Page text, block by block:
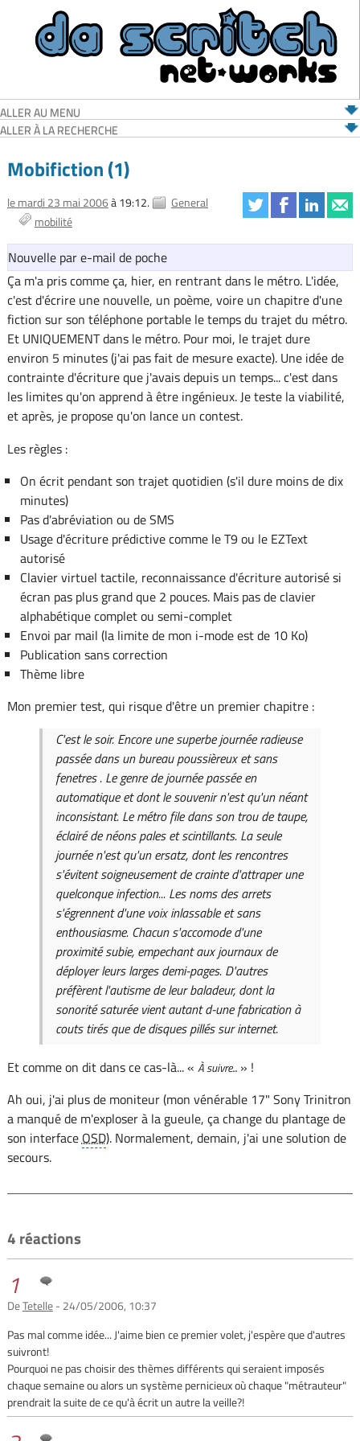
ALLER AU MENU
ALLER À LA RECHERCHE
Mobifiction (1)
le mardi 23 mai 2006à 19:12.
General
mobilité
Nouvelle par e-mail de poche
Ça m'a pris comme ça, hier, en rentrant dans le métro. L'idée,
c'est d'écrire une nouvelle, un poème, voire un chapitre d'une
fiction sur son téléphone portable le temps du trajet du métro.
Et UNIQUEMENT dans le métro. Pour moi, le trajet dure
environ 5 minutes (j'ai pas fait de mesure exacte). Une idée de
contrainte d'écriture que j'avais depuis un temps... c'est dans
les limites qu'on apprend à être ingénieux. Je teste la viabilité,
et après, je propose qu'on lance un contest.
Les règles :
On écrit pendant son trajet quotidien (s'il dure moins de dix
minutes)
Pas d'abréviation ou de SMS
Usage d'écriture prédictive comme le T9 ou le EZText
autorisé
Clavier virtuel tactile, reconnaissance d'écriture autorisé si
écran pas plus grand que 2 pouces. Mais pas de clavier
alphabétique complet ou semi-complet
Envoi par mail (la limite de mon i-mode est de 10 Ko)
Publication sans correction
Thème libre
Mon premier test, qui risque d'être un premier chapitre :
C'est le soir. Encore une superbe journée radieuse
passée dans un bureau poussièreux et sans
fenetres . Le genre de journée passée en
automatique et dont le souvenir n'est qu'un néant
inconsistant. Le métro file dans son trou de taupe,
éclairé de néons pales et scintillants. La seule
journée n'est qu'un ersatz, dont les rencontres
s'évitent soigneusement de crainte d'attraper une
quelconque infection... Les noms des arrets
s'égrennent d'une voix inlassable et sans
enthousiasme. Chacun s'accomode d'une
proximité subie, empechant aux journaux de
déployer leurs larges demi-pages. D'autres
préfèrent l'autisme de leur baladeur, dont la
sonorité saturée vient autant d-une fabrication à
couts tirés que de disques pillés sur internet.
Et comme on dit dans ce cas-là... « À suivre...» !
Ah oui, j'ai plus de moniteur (mon vénérable 17" Sony Trinitron
a manqué de m'exploser à la gueule, ça change du plantage de
son interface OSD). Normalement, demain, j'ai une solution de
secours.
4 réactions
1
DeTetelle- 24/05/2006, 10:37
Pas mal comme idée... J'aime bien ce premier volet, j'espère que d'autres
suivront!
Pourquoi ne pas choisir des thèmes différents qui seraient imposés
chaque semaine ou alors un système pernicieux où chaque "métrauteur"
prendrait la suite de ce qu'à écrit un autre la veille?!